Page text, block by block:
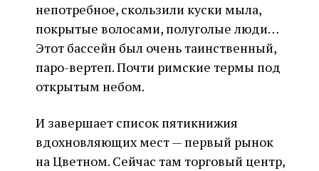
непотребное, скользили куски мыла,
покрытые волосами, полуголые люди…
Этот бассейн был очень таинственный,
паро-вертеп. Почти римские термы под
открытым небом.
И завершает список пятикнижия
вдохновляющих мест — первый рынок
на Цветном. Сейчас там торговый центр,